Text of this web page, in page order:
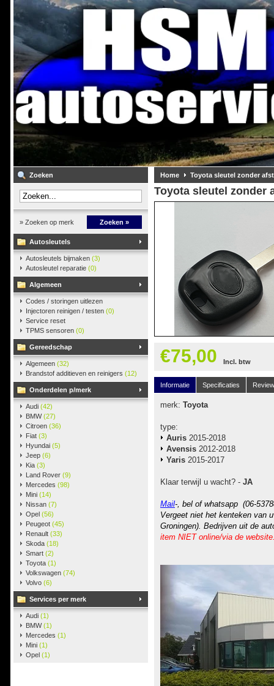
Zoeken
» Zoeken op merk Zoeken »
Autosleutels
Autosleutels bijmaken (3)
Autosleutel reparatie (0)
Algemeen
Codes / storingen uitlezen
Injectoren reinigen / testen (0)
Service reset
TPMS sensoren (0)
Gereedschap
Algemeen (32)
Brandstof additieven en reinigers (12)
Onderdelen p/merk
Audi (42)
BMW(27)
Citroen (36)
Fiat (3)
Hyundai (5)
Jeep (6)
Kia (3)
Land Rover (9)
Mercedes (98)
Mini (14)
Nissan (7)
Opel (56)
Peugeot (45)
Renault (33)
Skoda (18)
Smart (2)
Toyota (1)
Volkswagen (74)
Volvo (6)
Services per merk
Audi (1)
BMW(1)
Mercedes (1)
Mini (1)
Opel (1)
Home Toyota sleutel zonder
Toyota sleutel zonder
€75,00 Incl. btw
Informatie Specificaties
merk: Toyota
type:
Auris 2015-2018
Avensis 2012-2018
Yaris 2015-2017
Klaar terwijl u wacht? - JA
Mail-, bel of whatsapp (06-
Vergeet niet het kenteken van
Groningen). Bedrijven uit de
item NIET online/via de